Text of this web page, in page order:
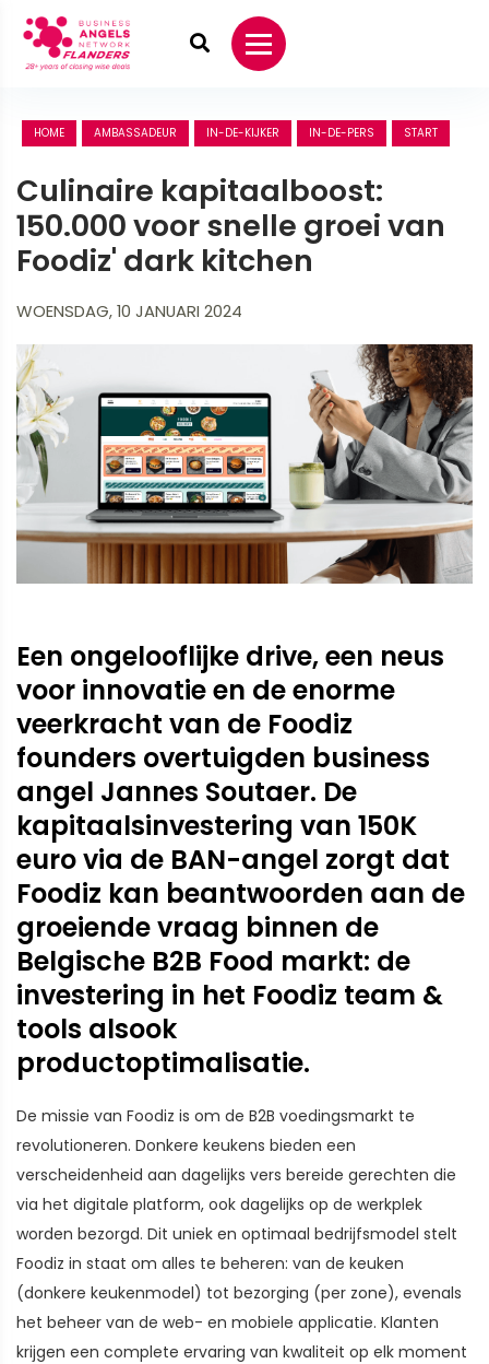
HOME AMBASSADEUR IN-DE-KIJKER IN-DE-PERS START
Culinaire kapitaalboost:
150.000 voor snelle groei van
Foodiz' dark kitchen
WOENSDAG, 10 JANUARI 2024
Een ongelooflijke drive, een neus
voor innovatie en de enorme
veerkracht van de Foodiz
founders overtuigden business
angel Jannes Soutaer. De
kapitaalsinvestering van 150K
euro via de BAN-angel zorgt dat
Foodiz kan beantwoorden aan de
groeiende vraag binnen de
Belgische B2B Food markt: de
investering in het Foodiz team &
tools alsook
productoptimalisatie.
De missie van Foodiz is om de B2B voedingsmarkt te
revolutioneren. Donkere keukens bieden een
verscheidenheid aan dagelijks vers bereide gerechten die
via het digitale platform, ook dagelijks op de werkplek
worden bezorgd. Dit uniek en optimaal bedrijfsmodel stelt
Foodiz in staat om alles te beheren: van de keuken
(donkere keukenmodel) tot bezorging (per zone), evenals
het beheer van de web- en mobiele applicatie. Klanten
krijgen een complete ervaring van kwaliteit op elk moment